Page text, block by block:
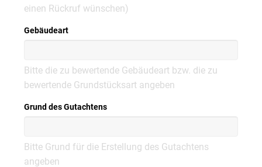
einen Rückruf wünschen)
Gebäudeart
Bitte die zu bewertende Gebäudeart bzw. die zu
bewertende Grundstücksart angeben
Grund des Gutachtens
Bitte Grund für die Erstellung des Gutachtens
angeben